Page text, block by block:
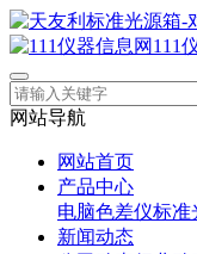
111
网站导航
网站首页
产品中心
电脑色差仪标准
新闻动态